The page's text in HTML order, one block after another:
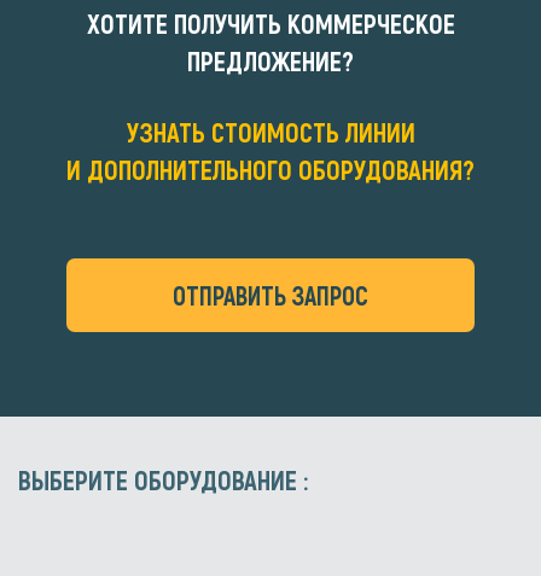
ХОТИТЕ ПОЛУЧИТЬ КОММЕРЧЕСКОЕ
ПРЕДЛОЖЕНИЕ?
УЗНАТЬ СТОИМОСТЬ ЛИНИИ
И ДОПОЛНИТЕЛЬНОГО ОБОРУДОВАНИЯ?
ОТПРАВИТЬ ЗАПРОС
ВЫБЕРИТЕ ОБОРУДОВАНИЕ :